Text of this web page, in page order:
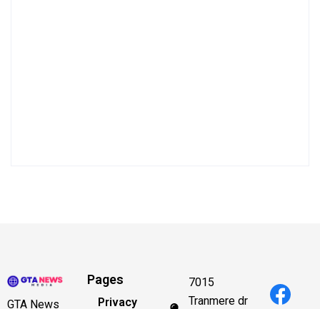
GTA News
Pages
Privacy
7015
Tranmere dr